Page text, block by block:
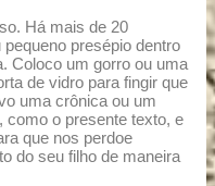
Há mais de 20
presépio dentro
Coloco um gorro ou uma
de vidro para fingir que
uma crônica ou um
como o presente texto, e
que nos perdoe
do seu filho de maneira